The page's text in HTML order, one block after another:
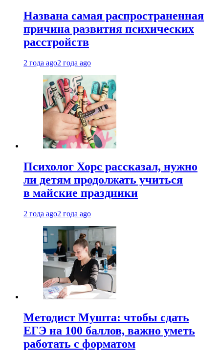
Названа самая распространенная
причина развития психических
расстройств
2 года ago2 года ago
Психолог Хорс рассказал, нужно
ли детям продолжать учиться
в майские праздники
2 года ago2 года ago
Методист Мушта: чтобы сдать
ЕГЭ на 100 баллов, важно уметь
работать с форматом